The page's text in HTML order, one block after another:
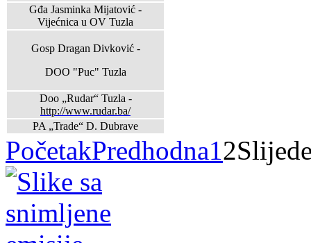
Gđa Jasminka Mijatović -
Vijećnica u OV Tuzla
Gosp Dragan Divković -
DOO "Puc" Tuzla
Doo „Rudar“ Tuzla -
http://www.rudar.ba/
PA „Trade“ D. Dubrave
PočetakPredhodna12